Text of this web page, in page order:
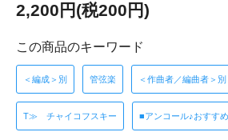
2,200円(税200円)
この商品のキーワード
＜編成＞別 管弦楽 ＜作曲者／編曲者＞別
T≫ チャイコフスキー ■アンコール♪おすす